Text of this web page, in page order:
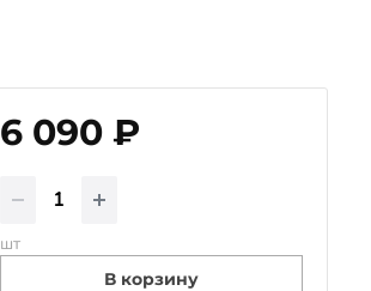
6 090 ₽
шт
В корзину